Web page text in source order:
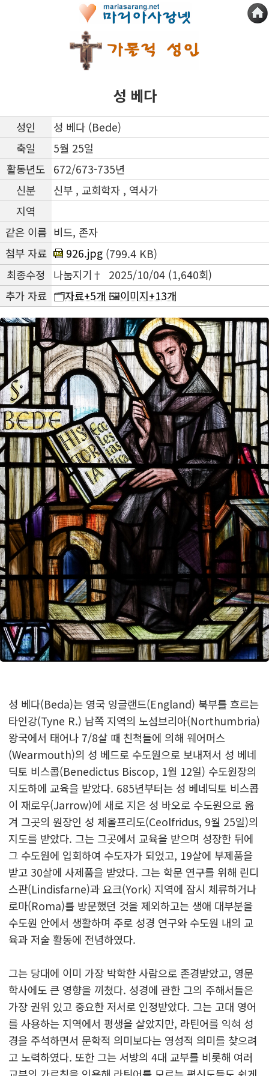
성 베다
성인
성 베다 (Bede)
축일
5월 25일
활동년도 672/673-735년
신분
신부 , 교회학자 , 역사가
지역
같은 이름 비드, 존자
첨부 자료
926.jpg (799.4 KB)
최종수정
나눔지기† 2025/10/04 (1,640회)
추가 자료 🗂️자료+5개 🖼️이미지+13개
성 베다(Beda)는 영국 잉글랜드(England) 북부를 흐르는
타인강(Tyne R.) 남쪽 지역의 노섬브리아(Northumbria)
왕국에서 태어나 7/8살 때 친척들에 의해 웨어머스
(Wearmouth)의 성 베드로 수도원으로 보내져서 성 베네
딕토 비스콥(Benedictus Biscop, 1월 12일) 수도원장의
지도하에 교육을 받았다. 685년부터는 성 베네딕토 비스콥
이 재로우(Jarrow)에 새로 지은 성 바오로 수도원으로 옮
겨 그곳의 원장인 성 체올프리도(Ceolfridus, 9월 25일)의
지도를 받았다. 그는 그곳에서 교육을 받으며 성장한 뒤에
그 수도원에 입회하여 수도자가 되었고, 19살에 부제품을
받고 30살에 사제품을 받았다. 그는 학문 연구를 위해 린디
스판(Lindisfarne)과 요크(York) 지역에 잠시 체류하거나
로마(Roma)를 방문했던 것을 제외하고는 생애 대부분을
수도원 안에서 생활하며 주로 성경 연구와 수도원 내의 교
육과 저술 활동에 전념하였다.
그는 당대에 이미 가장 박학한 사람으로 존경받았고, 영문
학사에도 큰 영향을 끼쳤다. 성경에 관한 그의 주해서들은
가장 권위 있고 중요한 저서로 인정받았다. 그는 고대 영어
를 사용하는 지역에서 평생을 살았지만, 라틴어를 익혀 성
경을 주석하면서 문학적 의미보다는 영성적 의미를 찾으려
고 노력하였다. 또한 그는 서방의 4대 교부를 비롯해 여러